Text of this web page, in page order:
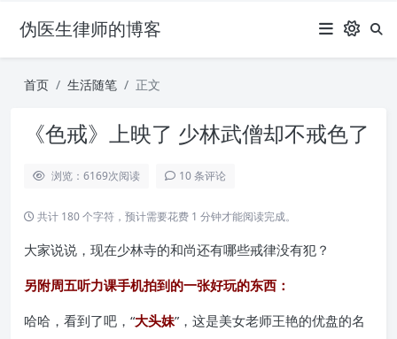
伪医生律师的博客
首页 生活随笔 正文
《色戒》上映了 少林武僧却不戒色了
浏览：6169次阅读 10 条评论
共计 180 个字符，预计需要花费 1 分钟才能阅读完成。
大家说说，现在少林寺的和尚还有哪些戒律没有犯？
另附周五听力课手机拍到的一张好玩的东西：
哈哈，看到了吧，“大头妹”，这是美女老师王艳的优盘的名